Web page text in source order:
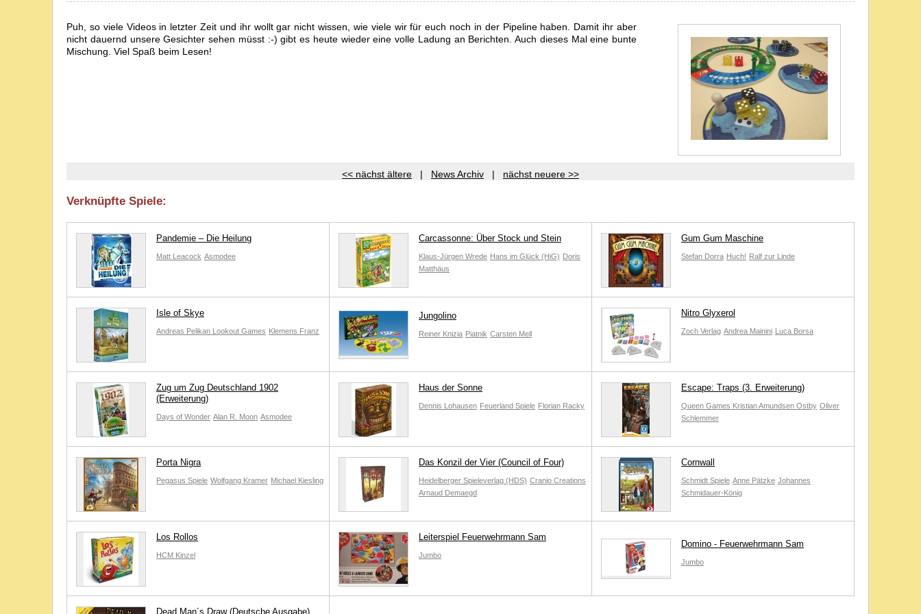
Puh, so viele Videos in letzter Zeit und ihr wollt gar nicht wissen, wie viele wir für euch noch in der Pipeline haben. Damit ihr aber
nicht dauernd unsere Gesichter sehen müsst :-) gibt es heute wieder eine volle Ladung an Berichten. Auch dieses Mal eine bunte
Mischung. Viel Spaß beim Lesen!
<< nächst ältere | News Archiv | nächst neuere >>
Verknüpfte Spiele:
Pandemie – Die Heilung
Matt Leacock Asmodee
Carcassonne: Über Stock und Stein
Klaus-Jürgen Wrede Hans im Glück (HiG) Doris
Matthäus
Gum Gum Maschine
Stefan Dorra Huch! Ralf zur Linde
Isle of Skye
Andreas Pelikan Lookout Games Klemens Franz
Jungolino
Reiner Knizia Piatnik Carsten Mell
Nitro Glyxerol
Zoch Verlag Andrea Mainini Luca Borsa
Zug um Zug Deutschland 1902
(Erweiterung)
Days of Wonder Alan R. Moon Asmodee
Haus der Sonne
Dennis Lohausen Feuerland Spiele Florian Racky
Escape: Traps (3. Erweiterung)
Queen Games Kristian Amundsen Ostby Oliver
Schlemmer
Porta Nigra
Pegasus Spiele Wolfgang Kramer Michael Kiesling
Das Konzil der Vier (Council of Four)
Heidelberger Spieleverlag (HDS) Cranio Creations
Arnaud Demaegd
Cornwall
Schmidt Spiele Anne Pätzke Johannes
Schmidauer-König
Los Rollos
HCM Kinzel
Leiterspiel Feuerwehrmann Sam
Jumbo
Domino - Feuerwehrmann Sam
Jumbo
Dead Man´s Draw (Deutsche Ausgabe)